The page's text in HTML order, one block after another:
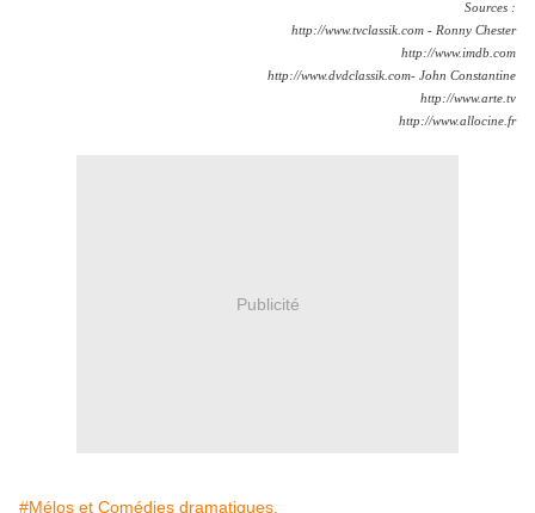
Sources :
http://www.tvclassik.com - Ronny Chester
http://www.imdb.com
http://www.dvdclassik.com- John Constantine
http://www.arte.tv
http://www.allocine.fr
Publicité
#Mélos et Comédies dramatiques.